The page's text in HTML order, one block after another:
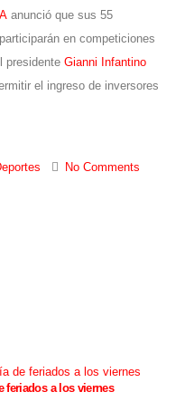
anunció que sus 55
en competiciones
presidente Gianni Infantino
el ingreso de inversores
No Comments
feriados a los viernes